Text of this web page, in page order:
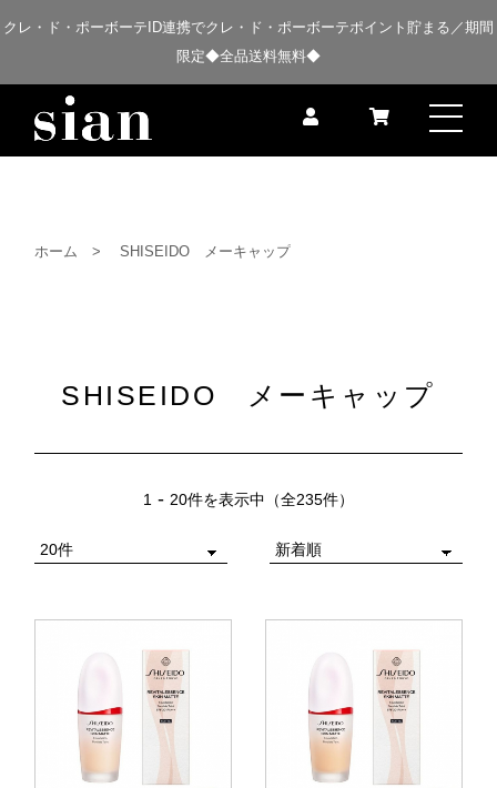
クレ・ド・ポーボーテID連携でクレ・ド・ポーボーテポイント貯まる／期間
限定◆全品送料無料◆
ホーム SHISEIDO メーキャップ
SHISEIDO メーキャップ
1 - 20件を表示中（全235件）